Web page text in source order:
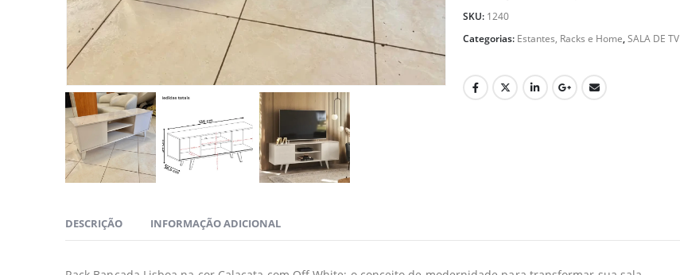
SKU: 1240
Categorias: Estantes, Racks e Home,SALA DE TV
DESCRIÇÃO INFORMAÇÃO ADICIONAL